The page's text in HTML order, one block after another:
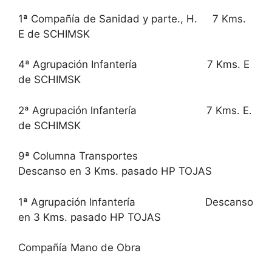
1ª Compañía de Sanidad y parte., H. 7 Kms.
E de SCHIMSK
4ª Agrupación Infantería 7 Kms. E
de SCHIMSK
2ª Agrupación lnfantería 7 Kms. E.
de SCHIMSK
9ª Columna Transportes
Descanso en 3 Kms. pasado HP TOJAS
1ª Agrupación lnfantería Descanso
en 3 Kms. pasado HP TOJAS
Compañía Mano de Obra